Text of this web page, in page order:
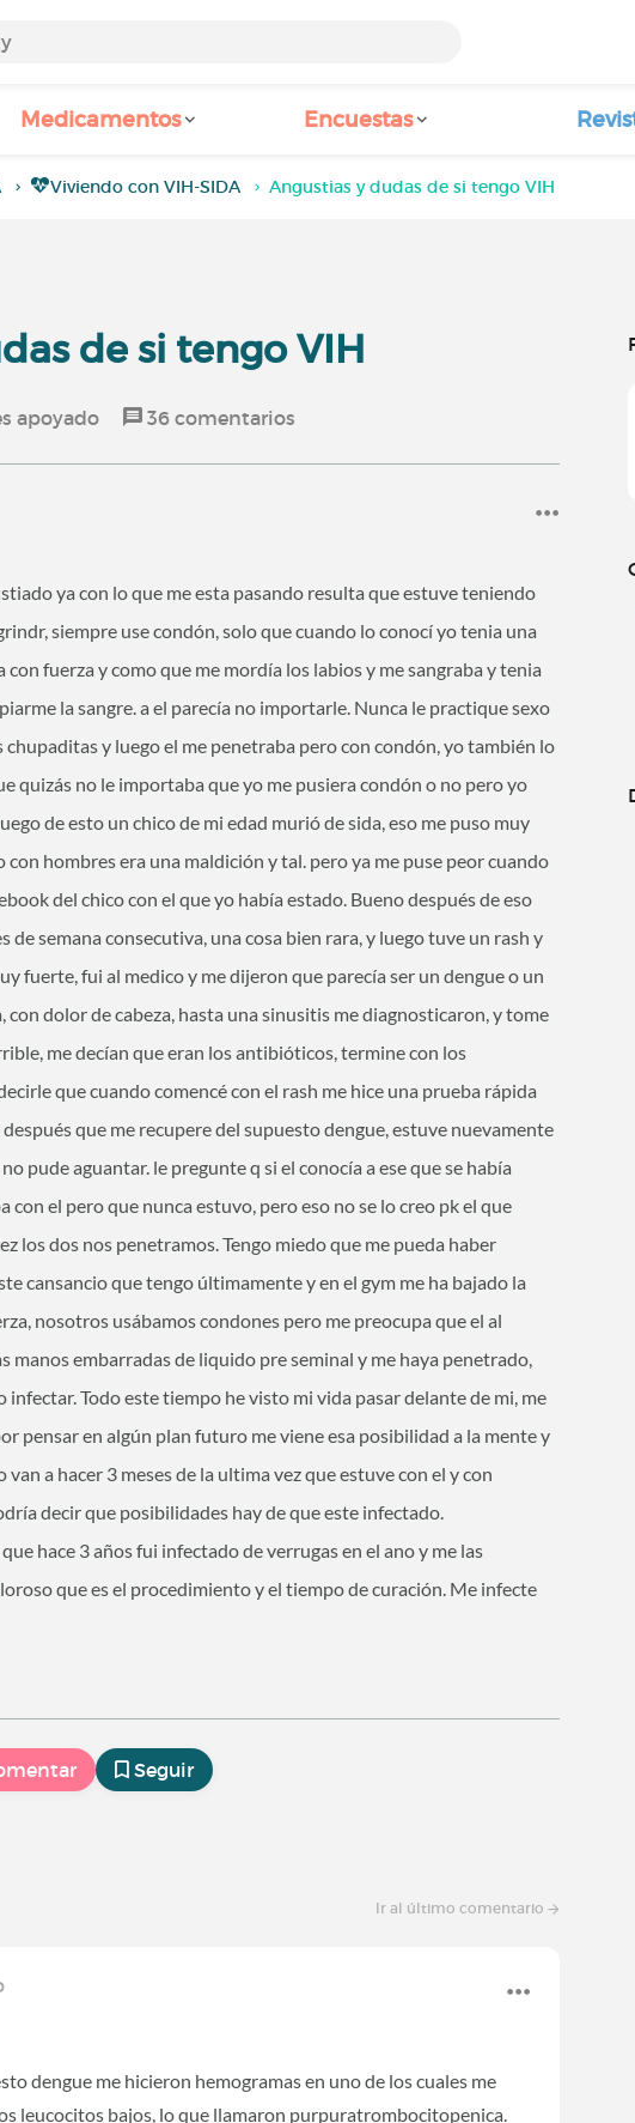
Medicamentos Encuestas
Viviendo con VIH-SIDA Angustias y dudas de si tengo VIH
de si tengo VIH
apoyado 36 comentarios
ya con lo que me esta pasando resulta que estuve teniendo
siempre use condón, solo que cuando lo conocí yo tenia una
con fuerza y como que me mordía los labios y me sangraba y tenia
la sangre. a el parecía no importarle. Nunca le practique sexo
chupaditas y luego el me penetraba pero con condón, yo también lo
quizás no le importaba que yo me pusiera condón o no pero yo
de esto un chico de mi edad murió de sida, eso me puso muy
hombres era una maldición y tal. pero ya me puse peor cuando
del chico con el que yo había estado. Bueno después de eso
de semana consecutiva, una cosa bien rara, y luego tuve un rash y
fuerte, fui al medico y me dijeron que parecía ser un dengue o un
con dolor de cabeza, hasta una sinusitis me diagnosticaron, y tome
me decían que eran los antibióticos, termine con los
que cuando comencé con el rash me hice una prueba rápida
que me recupere del supuesto dengue, estuve nuevamente
pude aguantar. le pregunte q si el conocía a ese que se había
con el pero que nunca estuvo, pero eso no se lo creo pk el que
los dos nos penetramos. Tengo miedo que me pueda haber
cansancio que tengo últimamente y en el gym me ha bajado la
nosotros usábamos condones pero me preocupa que el al
manos embarradas de liquido pre seminal y me haya penetrado,
infectar. Todo este tiempo he visto mi vida pasar delante de mi, me
pensar en algún plan futuro me viene esa posibilidad a la mente y
a hacer 3 meses de la ultima vez que estuve con el y con
decir que posibilidades hay de que este infectado.
hace 3 años fui infectado de verrugas en el ano y me las
que es el procedimiento y el tiempo de curación. Me infecte
Seguir
Ir al último comentario
dengue me hicieron hemogramas en uno de los cuales me
leucocitos bajos, lo que llamaron purpuratrombocitopenica.